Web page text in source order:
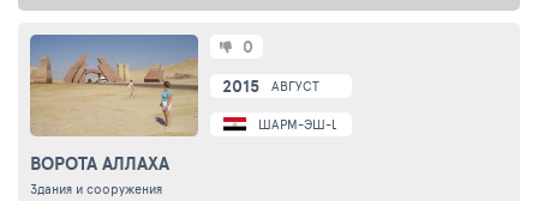
2015 АВГУСТ
ШАРМ-ЭШ-ШЕЙХ
ВОРОТА АЛЛАХА
Здания и сооружения
0